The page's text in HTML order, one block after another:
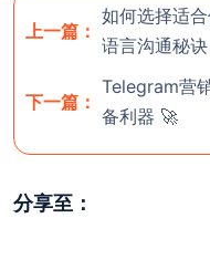
上一篇：
如何选择适
语言沟通秘诀
下一篇：
Telegram营
备利器 🚀
分享至：
欢迎使用 KT
天智能拓客）
注意：官方最新尝鲜